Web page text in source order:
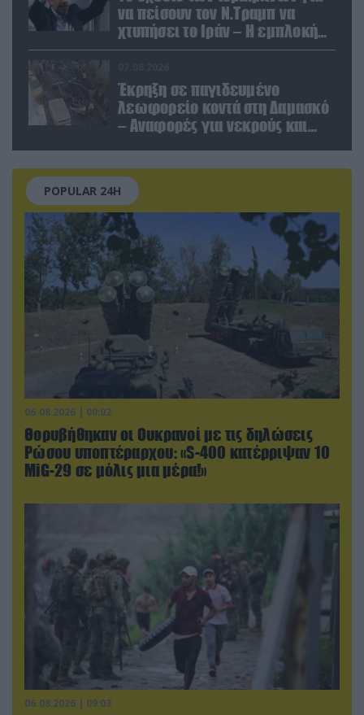
να πείσουν τον Ν.Τραμπ να
χτυπήσει το Ιράν – Η εμπλοκή
του Μ.Αχμαντινετζάντ
Έκρηξη σε παγιδευμένο
λεωφορείο κοντά στη Δαμασκό
– Αναφορές για νεκρούς και
POPULAR 24H
06.08.2026 | 00:02
Θορυβήθηκαν οι Ουκρανοί με τις δηλώσεις
Ρώσου υποπτέραρχου: «S-400 κατέρριψαν 10
MiG-29 σε μόλις μια μέρα!»
06.08.2026 | 09:03